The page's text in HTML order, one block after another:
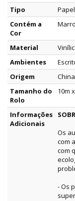
Tipo
Contém a
Cor
Material
Ambientes
Origem
China
Tamanho do
Rolo
10m
Informações
Adicionais
Os
com
com
- Os